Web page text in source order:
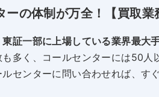
の体制が万全！【買取業
東証一部に上場している業界最大
多く、コールセンターには50人
センターに問い合わせれば、す